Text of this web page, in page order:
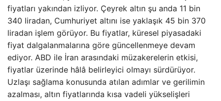
fiyatları yakından izliyor. Çeyrek altın şu anda 11 bin
340 liradan, Cumhuriyet altını ise yaklaşık 45 bin 370
liradan işlem görüyor. Bu fiyatlar, küresel piyasadaki
fiyat dalgalanmalarına göre güncellenmeye devam
ediyor. ABD ile İran arasındaki müzakerelerin etkisi,
fiyatlar üzerinde hâlâ belirleyici olmayı sürdürüyor.
Uzlaşı sağlama konusunda atılan adımlar ve gerilimin
azalması, altın fiyatlarında kısa vadeli yükselişleri